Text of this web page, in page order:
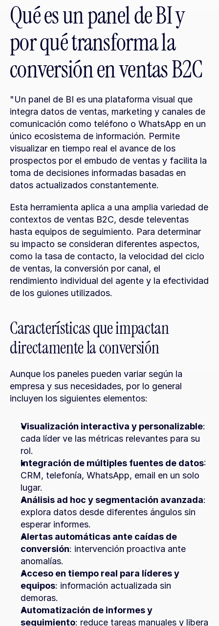
Qué es un panel de BI y
por qué transforma la
conversión en ventas B2C
"Un panel de BI es una plataforma visual que
integra datos de ventas, marketing y canales de
comunicación como teléfono o WhatsApp en un
único ecosistema de información. Permite
visualizar en tiempo real el avance de los
prospectos por el embudo de ventas y facilita la
toma de decisiones informadas basadas en
datos actualizados constantemente.
Esta herramienta aplica a una amplia variedad de
contextos de ventas B2C, desde televentas
hasta equipos de seguimiento. Para determinar
su impacto se consideran diferentes aspectos,
como la tasa de contacto, la velocidad del ciclo
de ventas, la conversión por canal, el
rendimiento individual del agente y la efectividad
de los guiones utilizados.
Características que impactan
directamente la conversión
Aunque los paneles pueden variar según la
empresa y sus necesidades, por lo general
incluyen los siguientes elementos:
Visualización interactiva y personalizable:
cada líder ve las métricas relevantes para su
rol.
Integración de múltiples fuentes de datos:
CRM, telefonía, WhatsApp, email en un solo
lugar.
Análisis ad hoc y segmentación avanzada:
explora datos desde diferentes ángulos sin
esperar informes.
Alertas automáticas ante caídas de
conversión: intervención proactiva ante
anomalías.
Acceso en tiempo real para líderes y
equipos: información actualizada sin
demoras.
Automatización de informes y
seguimiento: reduce tareas manuales y libera